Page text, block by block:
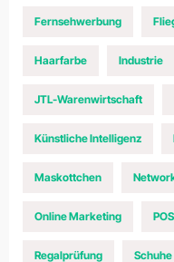
Fernsehwerbung
Haarfarbe Industrie
JTL-Warenwirtschaft
Künstliche Intelligenz
Maskottchen
Online Marketing POS
Regalprüfung Schuhe